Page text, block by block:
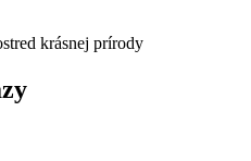
krásnej prírody